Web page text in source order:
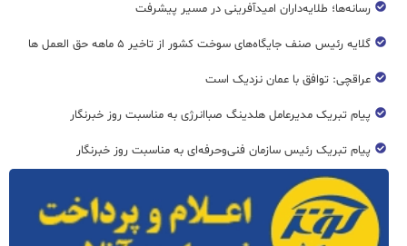
رسانه‌ها؛ طلایه‌داران امیدآفرینی در مسیر پیشرفت
گلایه رئیس صنف جایگاه‌های سوخت کشور از تاخیر ۵ ماهه حق العمل ها
عراقچی: توافق با عمان نزدیک است
پیام تبریک مدیرعامل هلدینگ صباانرژی به مناسبت روز خبرنگار
پیام تبریک رئیس سازمان فنی‌و‌حرفه‌ای به مناسبت روز خبرنگار